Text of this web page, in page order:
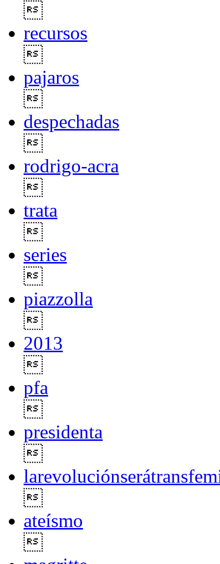
recursos
pajaros
despechadas
rodrigo-acra
trata
series
piazzolla
2013
pfa
presidenta
ateísmo